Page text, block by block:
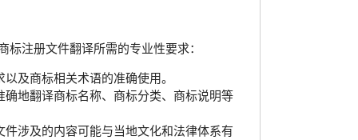
注册文件翻译所需的专业性要求：
及商标相关术语的准确使用。
地翻译商标名称、商标分类、商标说明等
涉及的内容可能与当地文化和法律体系有